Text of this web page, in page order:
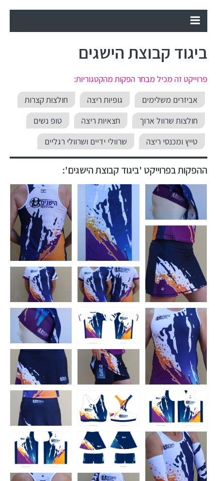
ביגוד קבוצת הישגים
פרוייקט זה מכיל מבחר הפקות מהקטגוריות:
אביזרים משלימים
גופיות ריצה
חולצות קצרות
חולצות שרוול ארוך
חצאיות ריצה
טופ נשים
טייץ ומכנסי ריצה
שרוולי ידיים ושרוולי רגליים
ההפקות בפרוייקט 'ביגוד קבוצת הישגים':